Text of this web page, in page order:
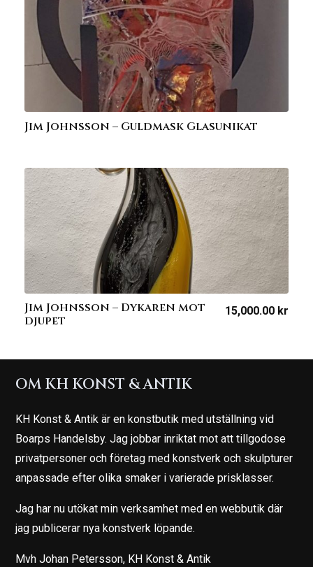
Jim Johnsson – Guldmask Glasunikat
Jim Johnsson – Dykaren mot
djupet
15,000.00 kr
OM KH KONST & ANTIK
KH Konst & Antik är en konstbutik med utställning vid
Boarps Handelsby. Jag jobbar inriktat mot att tillgodose
privatpersoner och företag med konstverk och skulpturer
anpassade efter olika smaker i varierade prisklasser.
Jag har nu utökat min verksamhet med en webbutik där
jag publicerar nya konstverk löpande.
Mvh Johan Petersson, KH Konst & Antik